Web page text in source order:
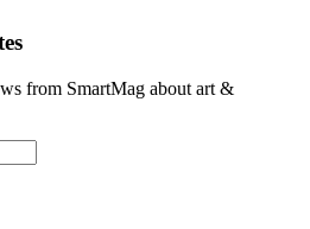
from SmartMag about art &